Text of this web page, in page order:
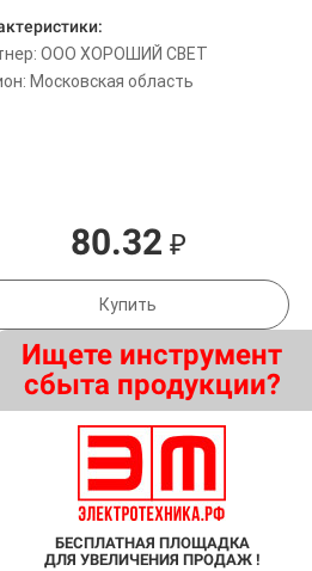
ООО ХОРОШИЙ СВЕТ
Московская область
80.32 ₽
Купить
Ищете инструмент
сбыта продукции?
БЕСПЛАТНАЯ ПЛОЩАДКА
ДЛЯ УВЕЛИЧЕНИЯ ПРОДАЖ !